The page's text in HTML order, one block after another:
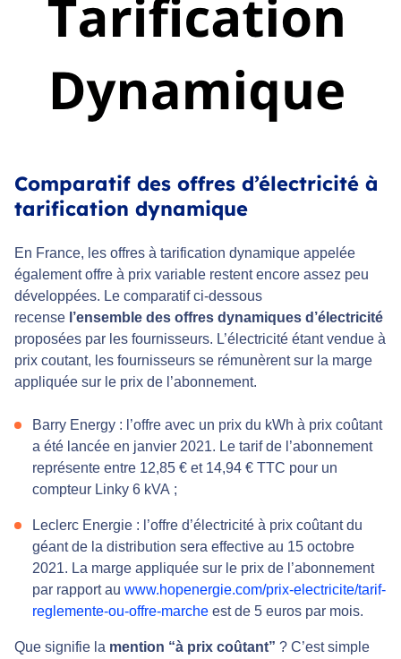
Comparatif des offres d’électricité à
tarification dynamique
En France, les offres à tarification dynamique appelée
également offre à prix variable restent encore assez peu
développées. Le comparatif ci-dessous
recense l’ensemble des offres dynamiques d’électricité
proposées par les fournisseurs. L’électricité étant vendue à
prix coutant, les fournisseurs se rémunèrent sur la marge
appliquée sur le prix de l’abonnement.
Barry Energy : l’offre avec un prix du kWh à prix coûtant
a été lancée en janvier 2021. Le tarif de l’abonnement
représente entre 12,85 € et 14,94 € TTC pour un
compteur Linky 6 kVA ;
Leclerc Energie : l’offre d’électricité à prix coûtant du
géant de la distribution sera effective au 15 octobre
2021. La marge appliquée sur le prix de l’abonnement
par rapport au www.hopenergie.com/prix-electricite/tarif-
reglemente-ou-offre-marche est de 5 euros par mois.
Que signifie la mention “à prix coûtant” ? C’est simple